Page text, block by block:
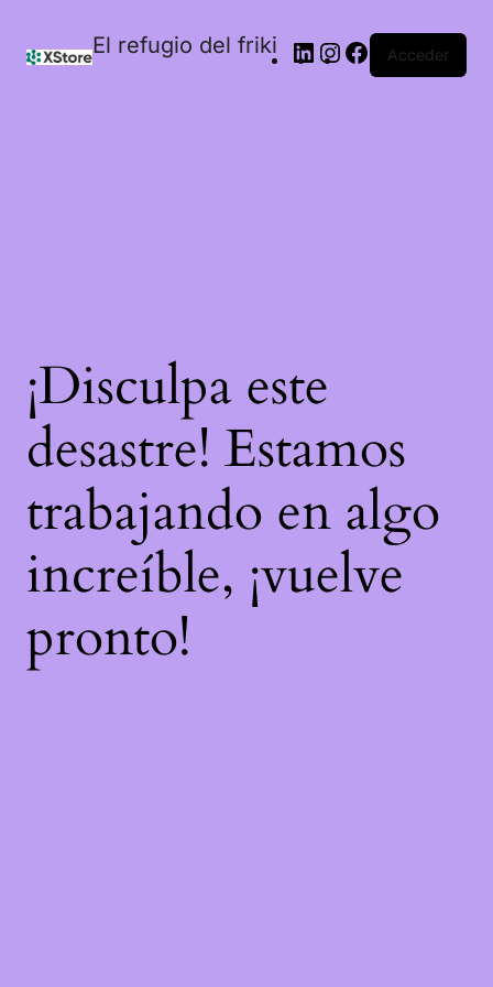
El refugio del friki Acceder
¡Disculpa este
desastre! Estamos
trabajando en algo
increíble, ¡vuelve
pronto!